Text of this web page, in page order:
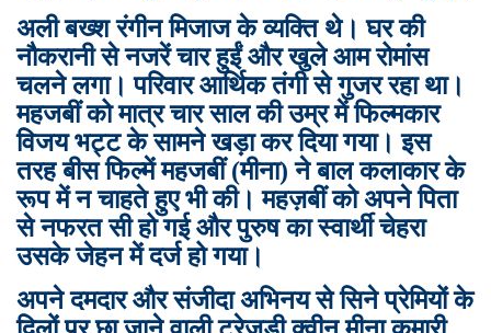
अली बख्श रंगीन मिजाज के व्यक्ति थे। घर की
नौकरानी से नजरें चार हुईं और खुले आम रोमांस
चलने लगा। परिवार आर्थिक तंगी से गुजर रहा था।
महजबीं को मात्र चार साल की उम्र में फिल्मकार
विजय भट्ट के सामने खड़ा कर दिया गया। इस
तरह बीस फिल्में महजबीं (मीना) ने बाल कलाकार के
रूप में न चाहते हुए भी की। महज़बीं को अपने पिता
से नफरत सी हो गई और पुरुष का स्वार्थी चेहरा
उसके जेहन में दर्ज हो गया।
अपने दमदार और संजीदा अभिनय से सिने प्रेमियों के